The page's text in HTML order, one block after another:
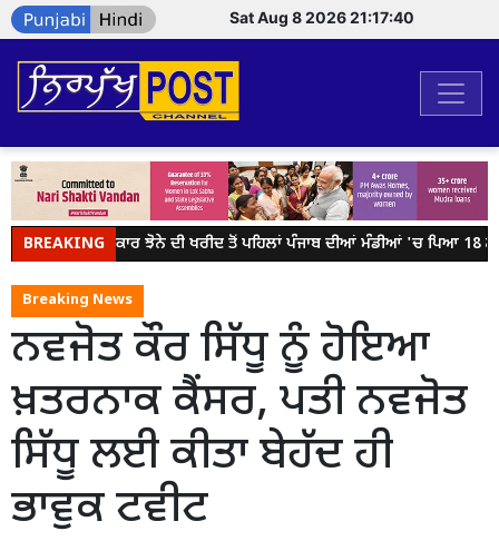
Sat Aug 8 2026 21:17:40
BREAKING
ਕੇਂਦਰ ਸਰਕਾਰ ਝੋਨੇ ਦੀ ਖਰੀਦ ਤੋਂ ਪਹਿਲਾਂ ਪੰਜਾਬ ਦੀਆਂ ਮੰਡੀਆਂ 'ਚ ਪਿਆ 18 ਲੱਖ
Breaking News
ਨਵਜੋਤ ਕੌਰ ਸਿੱਧੂ ਨੂੰ ਹੋਇਆ
ਖ਼ਤਰਨਾਕ ਕੈਂਸਰ, ਪਤੀ ਨਵਜੋਤ
ਸਿੱਧੂ ਲਈ ਕੀਤਾ ਬੇਹੱਦ ਹੀ
ਭਾਵੁਕ ਟਵੀਟ